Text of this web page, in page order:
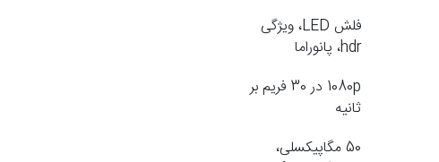
فلش LED، ویژگی
hdr، پانوراما
1080p در 30 فریم بر
ثانیه
50 مگاپیکسلی،